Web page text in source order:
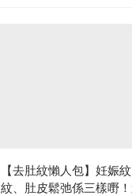
【去肚紋懶人包】妊娠
紋、肚皮鬆弛係三樣嘢